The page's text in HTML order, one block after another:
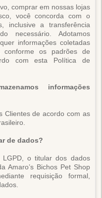
comprar em nossas lojas
você concorda com o
inclusive a transferência
necessário. Adotamos
informações coletadas
conforme os padrões de
com esta Política de
informações
Clientes de acordo com as
de dados?
o titular dos dados
Amaro’s Bichos Pet Shop
requisição formal,